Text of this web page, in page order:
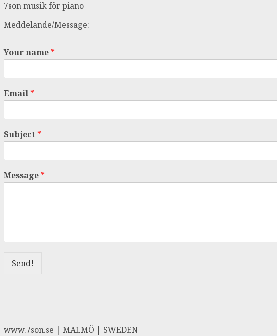
7son musik för piano
Meddelande/Message:
Your name *
Email *
Subject *
Message *
Send!
www.7son.se | MALMÖ | SWEDEN